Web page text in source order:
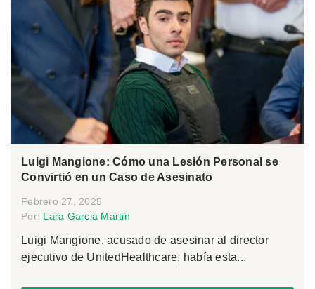
Luigi Mangione: Cómo una Lesión Personal se
Convirtió en un Caso de Asesinato
Febrero 27, 2025
Por: Lara Garcia Martin
Luigi Mangione, acusado de asesinar al director
ejecutivo de UnitedHealthcare, había esta...